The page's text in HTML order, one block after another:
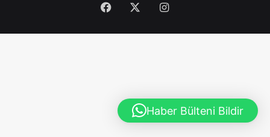
Facebook Instagram
Haber Bülteni Bildir